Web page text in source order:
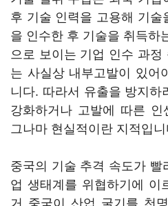
후 기술 인력을 고용해 기술
을 인수한 후 기술을 취득하
으로 보이는 기업 인수 과정
는 사실상 내부고발이 있어
니다. 따라서 유출을 방지하
강화하거나 고발에 따른
그나마 현실적이란 지적입니
중국의 기술 추격 속도가
업 생태계를 위협하기에 이
거 중국이 산업 굴기를 천